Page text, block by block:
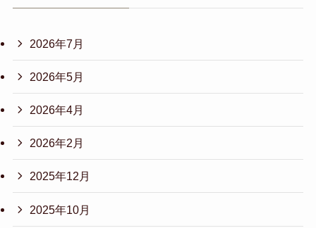
2026年7月
2026年5月
2026年4月
2026年2月
2025年12月
2025年10月